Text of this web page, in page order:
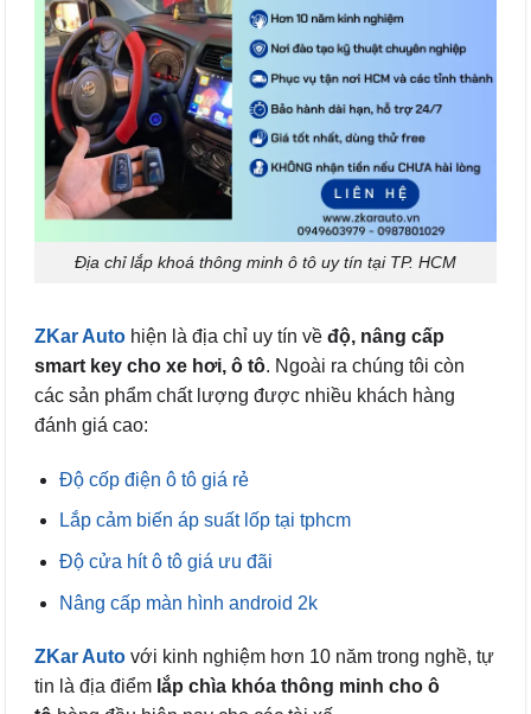
Địa chỉ lắp khoá thông minh ô tô uy tín tại TP. HCM
ZKar Auto hiện là địa chỉ uy tín về độ, nâng cấp
smart key cho xe hơi, ô tô. Ngoài ra chúng tôi còn
các sản phẩm chất lượng được nhiều khách hàng
đánh giá cao:
Độ cốp điện ô tô giá rẻ
Lắp cảm biến áp suất lốp tại tphcm
Độ cửa hít ô tô giá ưu đãi
Nâng cấp màn hình android 2k
ZKar Auto với kinh nghiệm hơn 10 năm trong nghề, tự
tin là địa điểm lắp chìa khóa thông minh cho ô